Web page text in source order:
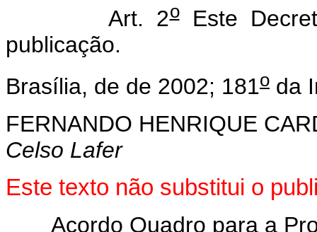
Art. 2oEste
publicação.
Brasília, de de 2002; 181o da
FERNANDO HENRIQUE
Celso Lafer
Este texto não substitui o
Acordo Quadro para a